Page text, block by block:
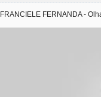
FRANCIELE FERNANDA -